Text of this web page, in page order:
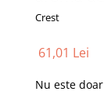
Crest
61,01 Lei
Nu este